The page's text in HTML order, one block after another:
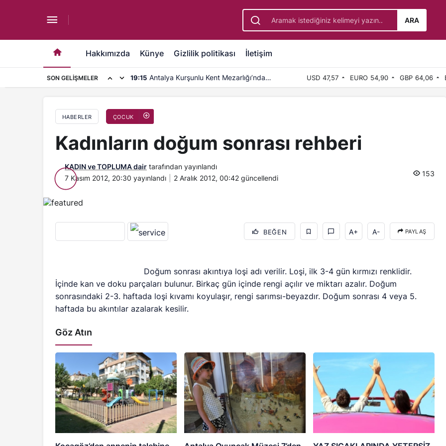
ARA
Hakkımızda Künye Gizlilik politikası İletişim
SON GELIŞMELER 19:15 Antalya Kurşunlu Kent Mezarlığı’nda USD 47,57 EURO 54,90 GBP 64,06
HABERLER ÇOCUK
Kadınların doğum sonrası rehberi
KADIN ve TOPLUMA dair tarafından yayınlandı
7 Kasım 2012, 20:30 yayınlandı 2 Aralık 2012, 00:42 güncellendi
153
BEĞEN A+ A- PAYLAŞ
Doğum sonrası akıntıya loşi adı verilir. Loşi, ilk 3-4 gün kırmızı renklidir.
İçinde kan ve doku parçaları bulunur. Birkaç gün içinde rengi açılır ve miktarı azalır. Doğum
sonrasındaki 2-3. haftada loşi kıvamı koyulaşır, rengi sarımsı-beyazdır. Doğum sonrası 4 veya 5.
haftada bu akıntılar azalarak kesilir.
Göz Atın
Kadınların doğum sonrası rehberi